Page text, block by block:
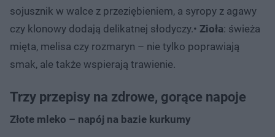
sojusznik w walce z przeziębieniem, a syropy z agawy
czy klonowy dodają delikatnej słodyczy.• Zioła: świeża
mięta, melisa czy rozmaryn – nie tylko poprawiają
smak, ale także wspierają trawienie.
Trzy przepisy na zdrowe, gorące napoje
Złote mleko – napój na bazie kurkumy